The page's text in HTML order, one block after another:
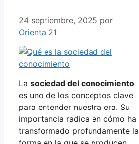
24 septiembre, 2025 por
Orienta 21
La sociedad del conocimiento
es uno de los conceptos clave
para entender nuestra era. Su
importancia radica en cómo ha
transformado profundamente la